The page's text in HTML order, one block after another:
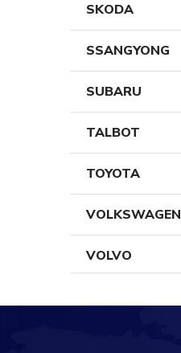
SKODA
SSANGYONG
SUBARU
TALBOT
TOYOTA
VOLKSWAGEN
VOLVO